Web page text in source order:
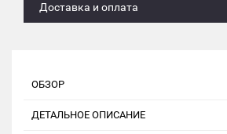
Доставка и оплата
ОБЗОР
ДЕТАЛЬНОЕ ОПИСАНИЕ